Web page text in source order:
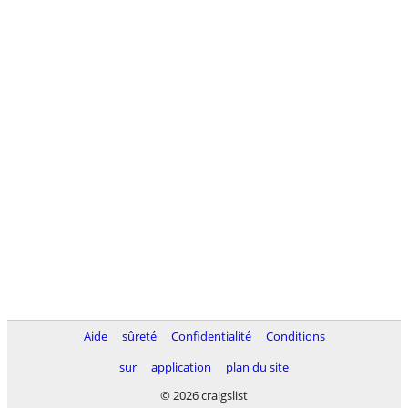
Aide sûreté Confidentialité
Conditions
sur
application
plan du site
© 2026 craigslist